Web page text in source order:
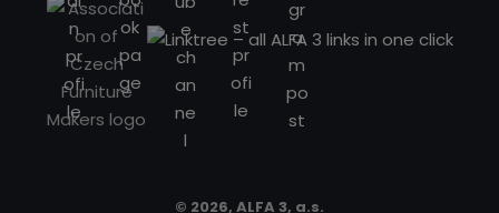
© 2026, ALFA 3, a.s.